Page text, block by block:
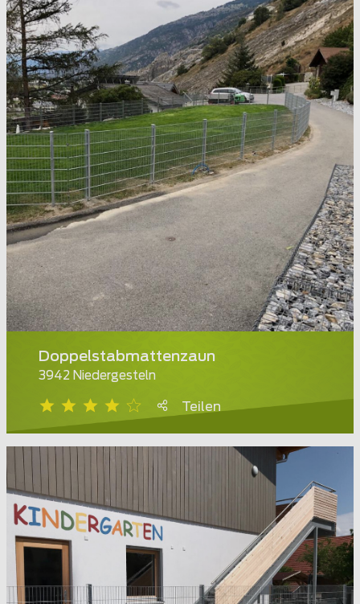
Doppelstabmattenzaun
3942 Niedergesteln
Teilen